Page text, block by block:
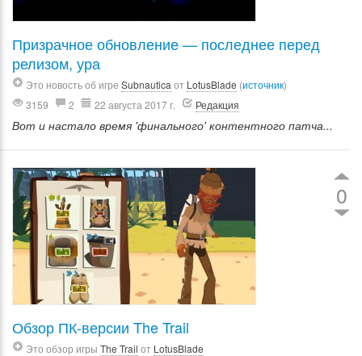
Призрачное обновление — последнее перед
релизом, ура
Это новость об игре Subnautica от LotusBlade (источник)
3159
2 22 августа 2017 г. Редакция
Вот и настало время 'финального' контентного патча...
0
Обзор ПК-версии The Trail
Это обзор игры The Trail от LotusBlade